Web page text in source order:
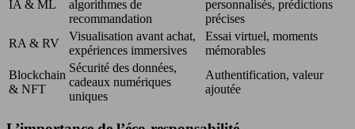
IA & ML
algorithmes de
recommandation
personnalisés, prédictions
précises
RA & RV
Visualisation avant achat,
expériences immersives
Essai virtuel, moments
mémorables
Blockchain
& NFT
Sécurité des données,
cadeaux numériques
uniques
Authentification, valeur
ajoutée